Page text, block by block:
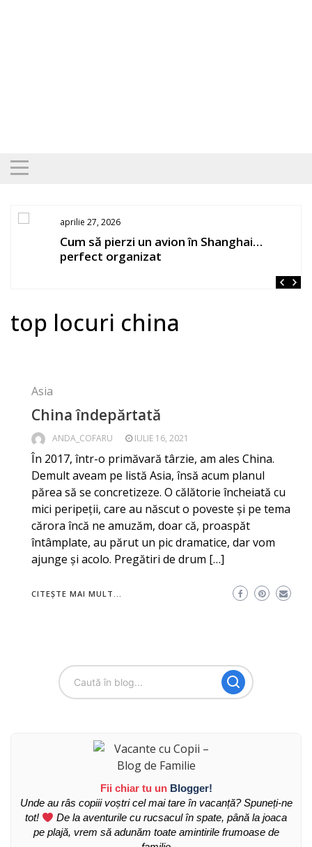
aprilie 27, 2026
Cum să pierzi un avion în Shanghai…
perfect organizat
top locuri china
Asia
China îndepărtată
ANDA_COFARU IULIE 16, 2021
În 2017, într-o primăvară târzie, am ales China.
Demult aveam pe listă Asia, însă acum planul
părea să se concretizeze. O călătorie încheiată cu
mici peripeții, care au născut o poveste și pe tema
cărora încă ne amuzăm, doar că, proaspăt
întâmplate, au părut un pic dramatice, dar vom
ajunge și acolo. Pregătiri de drum […]
CITEȘTE MAI MULT...
Fii chiar tu un Blogger!
Unde au râs copiii voștri cel mai tare în vacanță? Spuneți-ne
tot!
De la aventurile cu rucsacul în spate, până la joaca
pe plajă, vrem să adunăm toate amintirile frumoase de